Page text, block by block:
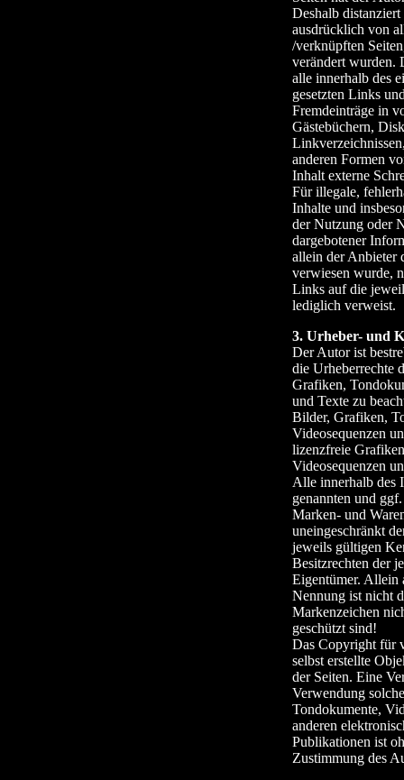
Deshalb
ausdrücklich von
/verknüpften
verändert wurden.
alle innerhalb des
gesetzten Links
Fremdeinträge in
Gästebüchern,
anderen Formen
Inhalt externe
Für illegale,
Inhalte und
der Nutzung oder
dargebotener
allein der Anbieter
verwiesen wurde,
Links auf die
lediglich verweist.
3. Urheber- und
Der Autor ist
die Urheberrechte
Grafiken,
und Texte zu
Bilder, Grafiken,
Videosequenzen
lizenzfreie
Videosequenzen
Alle innerhalb des
genannten und
Marken- und
uneingeschränkt
jeweils gültigen
Besitzrechten der
Eigentümer. Allein
Nennung ist nicht
Markenzeichen
geschützt sind!
Das Copyright für
selbst erstellte
der Seiten. Eine
Verwendung
Tondokumente,
anderen
Publikationen ist
Zustimmung des